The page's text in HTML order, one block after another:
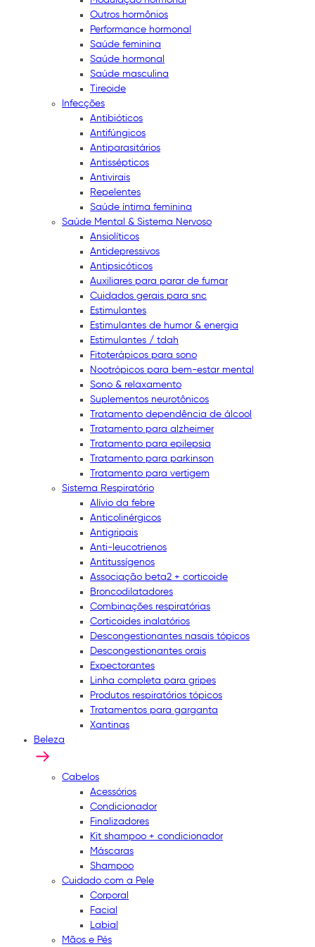
Outros hormônios
Performance hormonal
Saúde feminina
Saúde hormonal
Saúde masculina
Tireoide
Infecções
Antibióticos
Antifúngicos
Antiparasitários
Antissépticos
Antivirais
Repelentes
Saúde íntima feminina
Saúde Mental & Sistema Nervoso
Ansiolíticos
Antidepressivos
Antipsicóticos
Auxiliares para parar de fumar
Cuidados gerais para snc
Estimulantes
Estimulantes de humor & energia
Estimulantes / tdah
Fitoterápicos para sono
Nootrópicos para bem-estar mental
Sono & relaxamento
Suplementos neurotônicos
Tratamento dependência de álcool
Tratamento para alzheimer
Tratamento para epilepsia
Tratamento para parkinson
Tratamento para vertigem
Sistema Respiratório
Alívio da febre
Anticolinérgicos
Antigripais
Anti-leucotrienos
Antitussígenos
Associação beta2 + corticoide
Broncodilatadores
Combinações respiratórias
Corticoides inalatórios
Descongestionantes nasais tópicos
Descongestionantes orais
Expectorantes
Linha completa para gripes
Produtos respiratórios tópicos
Tratamentos para garganta
Xantinas
Beleza
Cabelos
Acessórios
Condicionador
Finalizadores
Kit shampoo + condicionador
Máscaras
Shampoo
Cuidado com a Pele
Corporal
Facial
Labial
Mãos e Pés